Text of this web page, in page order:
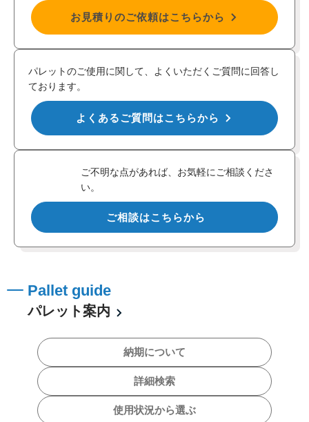
お見積りのご依頼はこちらから
パレットのご使用に関して、よくいただくご質問に回答し
ております。
よくあるご質問はこちらから
ご不明な点があれば、お気軽にご相談くださ
い。
ご相談はこちらから
Pallet guide
パレット案内
納期について
詳細検索
使用状況から選ぶ